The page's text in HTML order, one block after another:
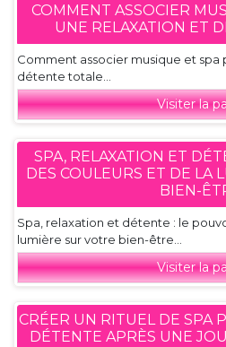
COMMENT ASSOCIER
UNE RELAXATION ET
Comment associer musique et spa
détente totale...
Visiter la
SPA, RELAXATION ET
DES COULEURS ET DE LA
BIEN-
Spa, relaxation et détente : le
lumière sur votre bien-être...
Visiter la
CRÉER UN RITUEL DE SPA
DÉTENTE APRÈS UNE